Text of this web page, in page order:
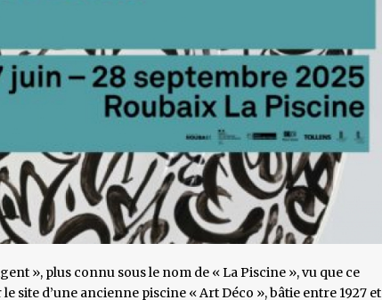
», plus connu sous le nom de « La Piscine », vu que ce
site d’une ancienne piscine « Art Déco », bâtie entre 1927 et